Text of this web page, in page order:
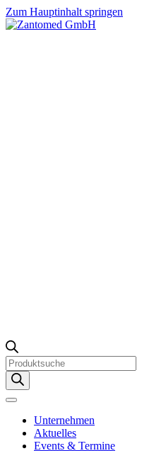
Zum Hauptinhalt springen
Products
search
Unternehmen
Aktuelles
Events & Termine